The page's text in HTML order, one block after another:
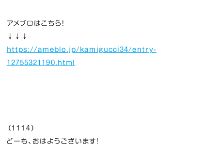
アメブロはこちら！
↓↓↓
https://ameblo.jp/kamigucci34/entry-
12755321190.html
（１１１４）
どーも、おはようございます！